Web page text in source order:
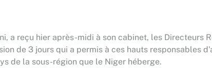
a reçu hier après-midi à son cabinet, les Directeurs
de 3 jours qui a permis à ces hauts responsables
de la sous-région que le Niger héberge.